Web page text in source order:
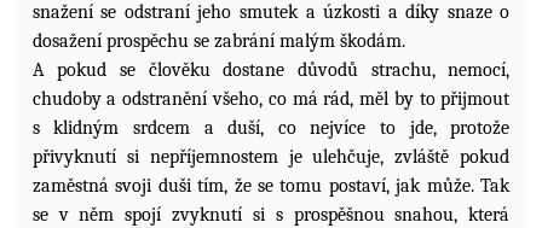
snažení se odstraní jeho smutek a úzkosti a díky snaze o
dosažení prospěchu se zabrání malým škodám.
A pokud se člověku dostane důvodů strachu, nemocí,
chudoby a odstranění všeho, co má rád, měl by to přijmout
s klidným srdcem a duší, co nejvíce to jde, protože
přivyknutí si nepříjemnostem je ulehčuje, zvláště pokud
zaměstná svoji duši tím, že se tomu postaví, jak může. Tak
se v něm spojí zvyknutí si s prospěšnou snahou, která